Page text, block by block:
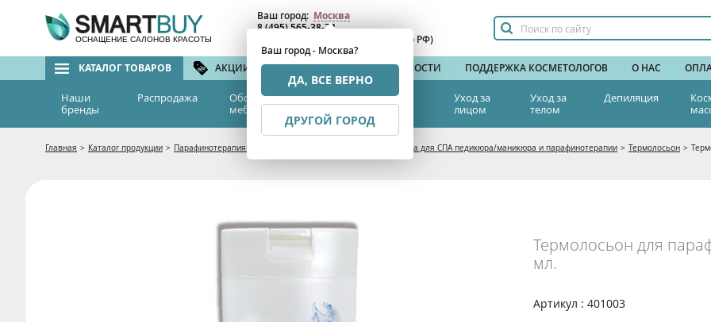
ОСНАЩЕНИЕ САЛОНОВ КРАСОТЫ
Ваш город: Москва
Ваш город - Москва?
ДА, ВСЕ ВЕРНО
ДРУГОЙ ГОРОД
8 (495) 565-38-74
(бесплатный по РФ)
КАТАЛОГ ТОВАРОВ АКЦИИ И СКИДКИ БРЕНДЫ НОВОСТИ ПОДДЕРЖКА КОСМЕТОЛОГОВ О НАС
Наши
бренды
Распродажа
Оборудование и
мебель
Эстетическая
медицина
Уход за
лицом
Уход за
телом
Депиляция
Главная > Каталог продукции > Парафинотерапия- парафин, ванночки, косметика Средства для СПА педикюра/маникюра и парафинотерапии > Термолосьон >
Термолосьон для
мл.
Артикул : 401003